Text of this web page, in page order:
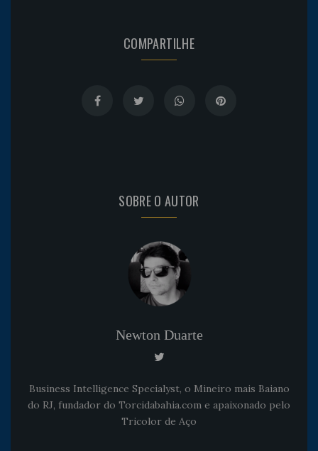
COMPARTILHE
SOBRE O AUTOR
Newton Duarte
Business Intelligence Specialyst, o Mineiro mais Baiano
do RJ, fundador do Torcidabahia.com e apaixonado pelo
Tricolor de Aço